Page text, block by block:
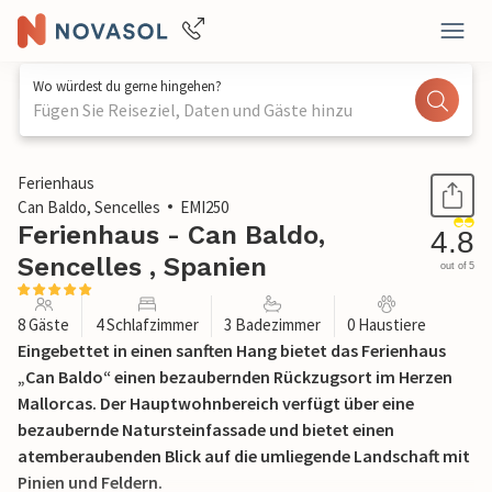
Wo würdest du gerne hingehen?
Fügen Sie Reiseziel, Daten und Gäste hinzu
1 / 52
Ferienhaus
Can Baldo, Sencelles
EMI250
Ferienhaus - Can Baldo,
Sencelles , Spanien
4.8
out of 5
8 Gäste 4 Schlafzimmer 3 Badezimmer 0 Haustiere
Eingebettet in einen sanften Hang bietet das Ferienhaus
„Can Baldo“ einen bezaubernden Rückzugsort im Herzen
Mallorcas. Der Hauptwohnbereich verfügt über eine
bezaubernde Natursteinfassade und bietet einen
atemberaubenden Blick auf die umliegende Landschaft mit
Pinien und Feldern.